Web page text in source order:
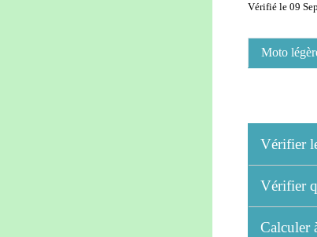
Vérifié le 09
Moto
Vérifier
Vérifier
Calculer